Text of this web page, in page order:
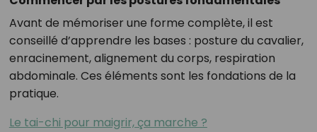
Avant de mémoriser une forme complète, il est
conseillé d’apprendre les bases : posture du cavalier,
enracinement, alignement du corps, respiration
abdominale. Ces éléments sont les fondations de la
pratique.
Le tai-chi pour maigrir, ça marche ?